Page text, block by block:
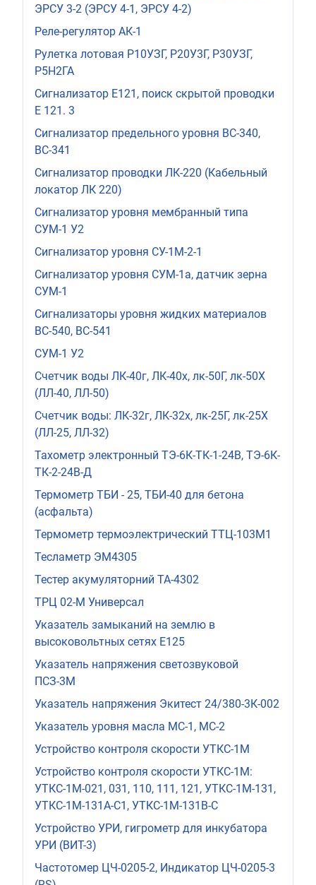
ЭРСУ 3-2 (ЭРСУ 4-1, ЭРСУ 4-2)
Реле-регулятор АК-1
Рулетка лотовая Р10УЗГ, Р20У3Г, Р30УЗГ,
Р5Н2ГА
Сигнализатор Е121, поиск скрытой проводки
Е 121. 3
Сигнализатор предельного уровня ВС-340,
ВС-341
Сигнализатор проводки ЛК-220 (Кабельный
локатор ЛК 220)
Сигнализатор уровня мембранный типа
СУМ-1 У2
Сигнализатор уровня СУ-1М-2-1
Сигнализатор уровня СУМ-1а, датчик зерна
СУМ-1
Сигнализаторы уровня жидких материалов
ВС-540, ВС-541
СУМ-1 У2
Счетчик воды ЛК-40г, ЛК-40х, лк-50Г, лк-50Х
(ЛЛ-40, ЛЛ-50)
Счетчик воды: ЛК-32г, ЛК-32х, лк-25Г, лк-25Х
(ЛЛ-25, ЛЛ-32)
Тахометр электронный ТЭ-6К-ТК-1-24В, ТЭ-6К-
ТК-2-24В-Д
Термометр ТБИ - 25, ТБИ-40 для бетона
(асфальта)
Термометр термоэлектрический ТТЦ-103М1
Тесламетр ЭМ4305
Тестер акумуляторний ТА-4302
ТРЦ 02-М Универсал
Указатель замыканий на землю в
высоковольтных сетях Е125
Указатель напряжения светозвуковой
ПСЗ-3М
Указатель напряжения Экитест 24/380-3К-002
Указатель уровня масла МС-1, МС-2
Устройство контроля скорости УТКС-1М
Устройство контроля скорости УТКС-1М:
УТКС-1М-021, 031, 110, 111, 121, УТКС-1М-131,
УТКС-1М-131A-C1, УТКС-1М-131В-С
Устройство УРИ, гигрометр для инкубатора
УРИ (ВИТ-3)
Частотомер ЦЧ-0205-2, Индикатор ЦЧ-0205-3